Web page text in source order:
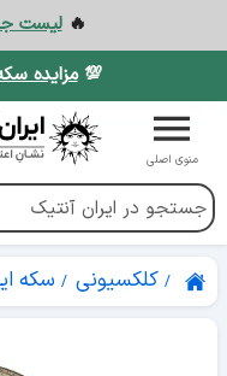
🔥لیست جدید
💯مزایده
منوی اصلی
کلکسیونی سکه